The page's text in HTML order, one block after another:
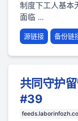
制度下工人基本
面临 ...
源链接 备份链
共同守护
#39